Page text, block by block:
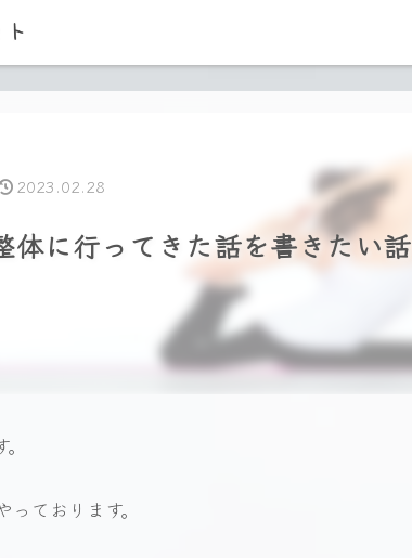
体に行ってきた話を書きたい話
2023.02.28
ております。